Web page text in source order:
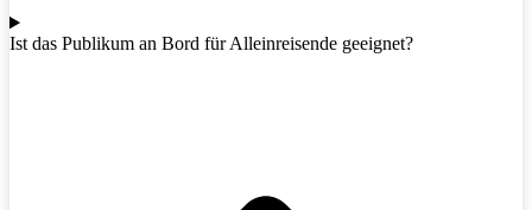
Ist das Publikum an Bord für Alleinreisende geeignet?